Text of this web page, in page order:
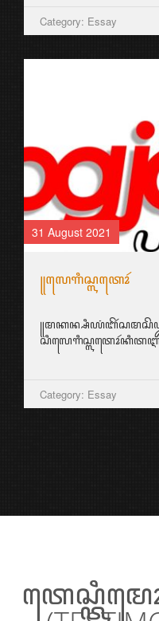
Category: Essay
31 August 2021
꧋ꦭꦺꦒꦶꦱ꧀ꦭꦠꦺꦴꦂ
Category: Essay